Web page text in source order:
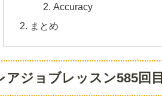
Accuracy
まとめ
アジョブレッスン585回目